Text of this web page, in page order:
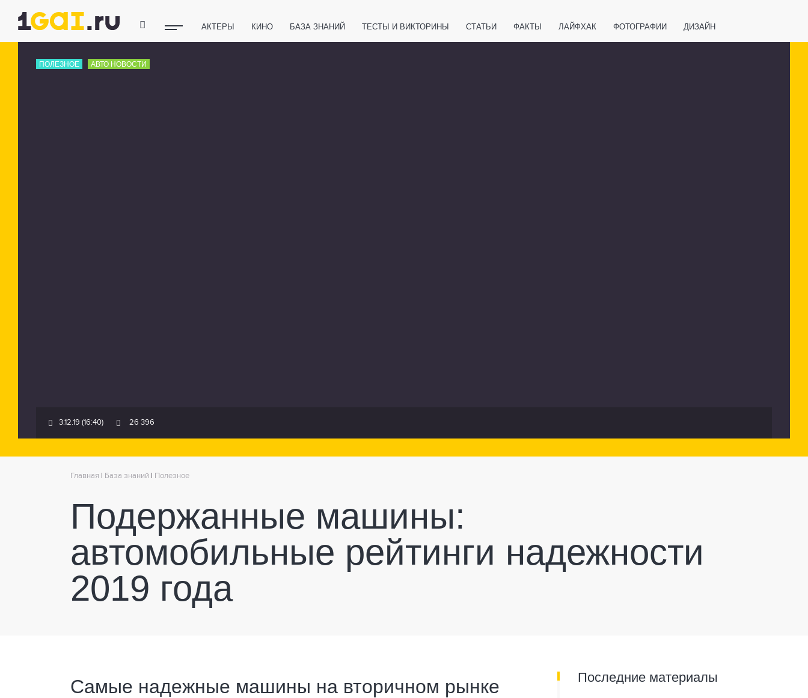
АКТЕРЫ КИНО БАЗА ЗНАНИЙ ТЕСТЫ И ВИКТОРИНЫ СТАТЬИ ФАКТЫ ЛАЙФХАК ФОТОГРАФИИ ДИЗАЙН
ПОЛЕЗНОЕ АВТО НОВОСТИ
3.12.19 (16:40) 26 396
Главная База знаний Полезное
Подержанные машины:
автомобильные рейтинги надежности
2019 года
Самые надежные машины на вторичном рынке
Последние материалы